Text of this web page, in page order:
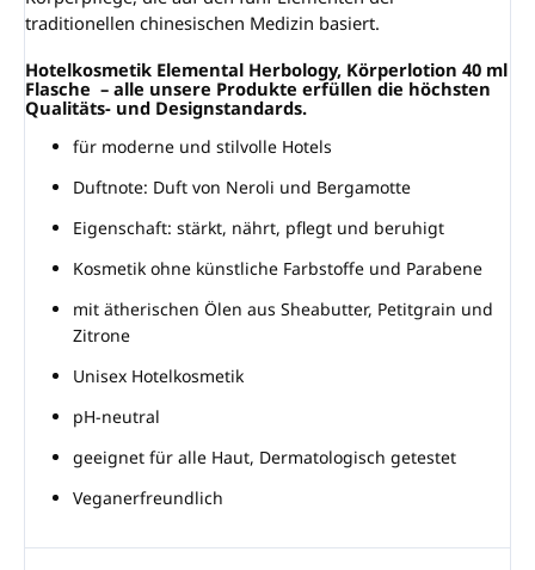
traditionellen chinesischen Medizin basiert.
Hotelkosmetik Elemental Herbology, Körperlotion 40 ml
Flasche – alle unsere Produkte erfüllen die höchsten
Qualitäts- und Designstandards.
für moderne und stilvolle Hotels
Duftnote: Duft von Neroli und Bergamotte
Eigenschaft: stärkt, nährt, pflegt und beruhigt
Kosmetik ohne künstliche Farbstoffe und Parabene
mit ätherischen Ölen aus Sheabutter, Petitgrain und
Zitrone
Unisex Hotelkosmetik
pH-neutral
geeignet für alle Haut, Dermatologisch getestet
Veganerfreundlich